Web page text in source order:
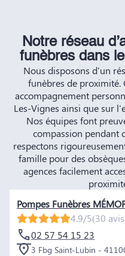
Notre réseau
funèbres dans
Nous disposons d'un
funèbres de
accompagnement
Les-Vignes ainsi que sur
Nos équipes font
compassion pendant
respectons
famille pour des
agences facilement
Pompes Funèbres
4.9/5(30
02 57 54 15 23
3 Fbg Saint-Lubin -